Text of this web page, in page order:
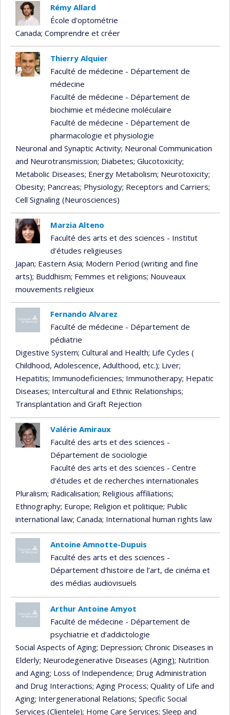
Rémy Allard
École d'optométrie
Canada; Comprendre et créer
Thierry Alquier
Faculté de médecine - Département de
médecine
Faculté de médecine - Département de
biochimie et médecine moléculaire
Faculté de médecine - Département de
pharmacologie et physiologie
Neuronal and Synaptic Activity; Neuronal Communication
and Neurotransmission; Diabetes; Glucotoxicity;
Metabolic Diseases; Energy Metabolism; Neurotoxicity;
Obesity; Pancreas; Physiology; Receptors and Carriers;
Cell Signaling (Neurosciences)
Marzia Alteno
Faculté des arts et des sciences - Institut
d'études religieuses
Japan; Eastern Asia; Modern Period (writing and fine
arts); Buddhism; Femmes et religions; Nouveaux
mouvements religieux
Fernando Alvarez
Faculté de médecine - Département de
pédiatrie
Digestive System; Cultural and Health; Life Cycles (
Childhood, Adolescence, Adulthood, etc.); Liver;
Hepatitis; Immunodeficiencies; Immunotherapy; Hepatic
Diseases; Intercultural and Ethnic Relationships;
Transplantation and Graft Rejection
Valérie Amiraux
Faculté des arts et des sciences -
Département de sociologie
Faculté des arts et des sciences - Centre
d'études et de recherches internationales
Pluralism; Radicalisation; Religious affiliations;
Ethnography; Europe; Religion et politique; Public
international law; Canada; International human rights law
Antoine Amnotte-Dupuis
Faculté des arts et des sciences -
Département d’histoire de l’art, de cinéma et
des médias audiovisuels
Arthur Antoine Amyot
Faculté de médecine - Département de
psychiatrie et d’addictologie
Social Aspects of Aging; Depression; Chronic Diseases in
Elderly; Neurodegenerative Diseases (Aging); Nutrition
and Aging; Loss of Independence; Drug Administration
and Drug Interactions; Aging Process; Quality of Life and
Aging; Intergenerational Relations; Specific Social
Services (Clientele); Home Care Services; Sleep and